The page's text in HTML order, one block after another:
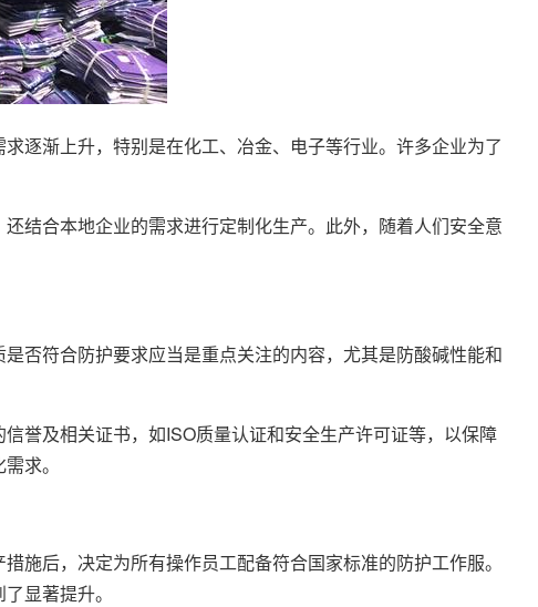
逐渐上升，特别是在化工、冶金、电子等行业。许多企业为了
结合本地企业的需求进行定制化生产。此外，随着人们安全意
否符合防护要求应当是重点关注的内容，尤其是防酸碱性能和
誉及相关证书，如ISO质量认证和安全生产许可证等，以保障
求。
施后，决定为所有操作员工配备符合国家标准的防护工作服。
显著提升。